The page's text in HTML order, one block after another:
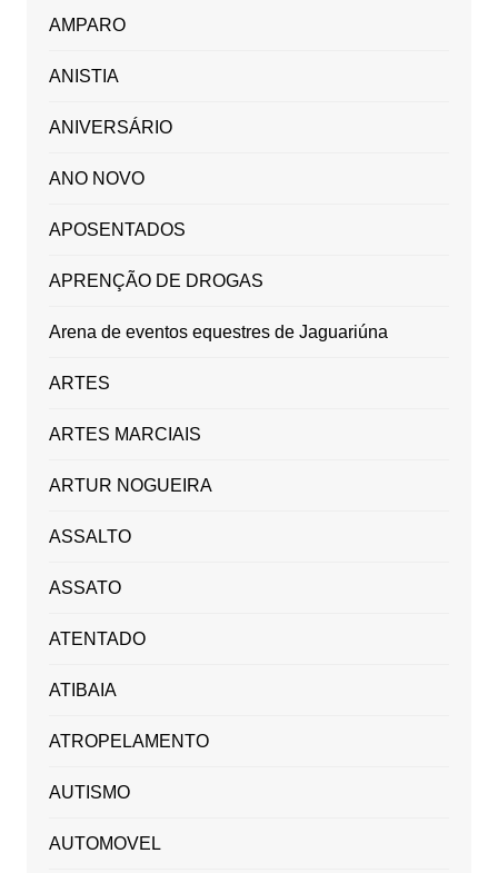
AMPARO
ANISTIA
ANIVERSÁRIO
ANO NOVO
APOSENTADOS
APRENÇÃO DE DROGAS
Arena de eventos equestres de Jaguariúna
ARTES
ARTES MARCIAIS
ARTUR NOGUEIRA
ASSALTO
ASSATO
ATENTADO
ATIBAIA
ATROPELAMENTO
AUTISMO
AUTOMOVEL